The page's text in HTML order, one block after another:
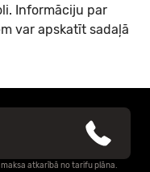
Informāciju par
var apskatīt sadaļā
atkarībā no tarifu plāna.